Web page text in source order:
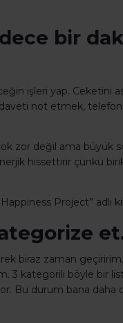
bir
işleri yap. Ceketini
not etmek, telefon
zor değil ama büyük
hissettirir çünkü
Project” adlı
biraz zaman
3 kategorili böyle bir
Bu durum bana daha